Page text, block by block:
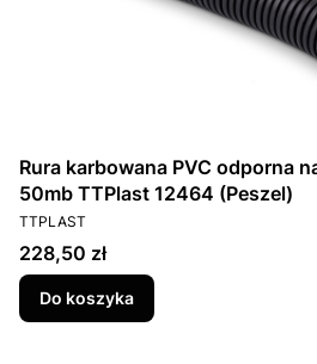
Rura karbowana PVC odporna
50mb TTPlast 12464 (Peszel)
PRODUCENT
TTPLAST
Cena
228,50 zł
Do koszyka